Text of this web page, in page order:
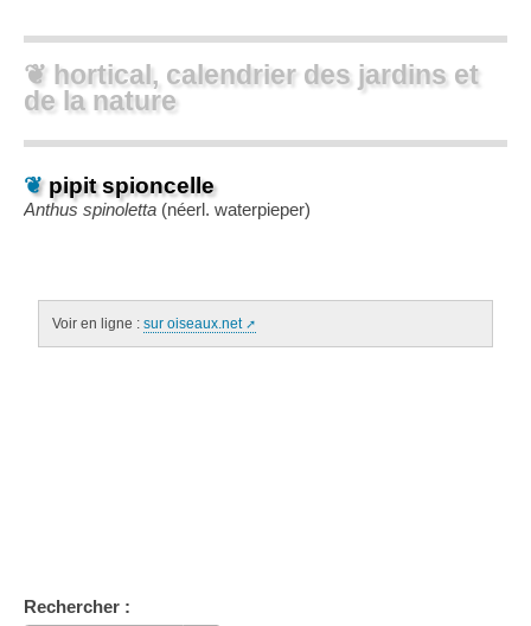
❦ hortical, calendrier des jardins et
de la nature
❦ pipit spioncelle
Anthus spinoletta (néerl. waterpieper)
Voir en ligne : sur oiseaux.net
Rechercher :